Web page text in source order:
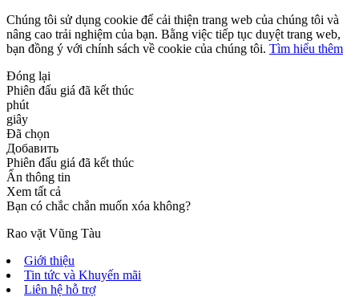
Chúng tôi sử dụng cookie để cải thiện trang web của chúng tôi và
nâng cao trải nghiệm của bạn. Bằng việc tiếp tục duyệt trang web,
bạn đồng ý với chính sách về cookie của chúng tôi. Tìm hiểu thêm
Đóng lại
Phiên đấu giá đã kết thúc
phút
giây
Đã chọn
Добавить
Phiên đấu giá đã kết thúc
Ẩn thông tin
Xem tất cả
Bạn có chắc chắn muốn xóa không?
Rao vặt Vũng Tàu
Giới thiệu
Tin tức và Khuyến mãi
Liên hệ hỗ trợ